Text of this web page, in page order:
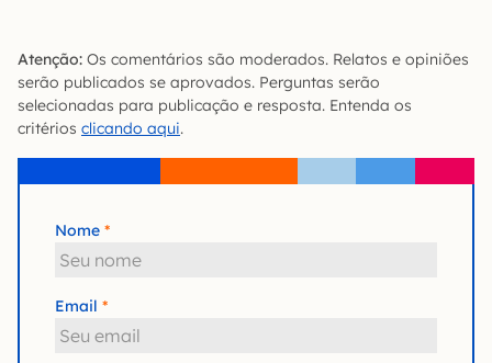
Atenção: Os comentários são moderados. Relatos e opiniões
serão publicados se aprovados. Perguntas serão
selecionadas para publicação e resposta. Entenda os
critérios clicando aqui.
Nome
Email